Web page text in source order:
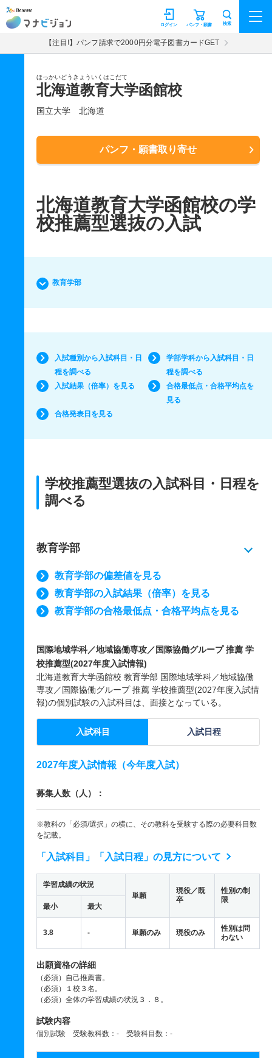
マナビジョン パンフ・願書
ログイン 検索
【注目!】パンフ請求で2000円分電子図書カードGET
ほっかいどうきょういくはこだて
北海道教育大学函館校
国立大学 北海道
パンフ・願書取り寄せ
北海道教育大学函館校の学
校推薦型選抜の入試
教育学部
入試種別から入試科目・日
程を調べる
学部学科から入試科目・日
程を調べる
入試結果（倍率）を見る
合格最低点・合格平均点を
見る
合格発表日を見る
学校推薦型選抜の入試科目・日程を
調べる
教育学部
教育学部の偏差値を見る
教育学部の入試結果（倍率）を見る
教育学部の合格最低点・合格平均点を見る
国際地域学科／地域協働専攻／国際協働グループ 推薦 学
校推薦型(2027年度入試情報)
北海道教育大学函館校 教育学部 国際地域学科／地域協働
専攻／国際協働グループ 推薦 学校推薦型(2027年度入試情
報)の個別試験の入試科目は、面接となっている。
入試科目 入試日程
2027年度入試情報（今年度入試）
募集人数（人）：
※教科の「必須/選択」の横に、その教科を受験する際の必要科目数
を記載。
「入試科目」「入試日程」の見方について
学習成績の状況
単願
現役／既
卒
性別の制
限
最小 最大
3.8 - 単願のみ 現役のみ
性別は問
わない
出願資格の詳細
（必須）自己推薦書。
（必須）１校３名。
（必須）全体の学習成績の状況３．８。
試験内容
個別試験 受験教科数：- 受験科目数：-